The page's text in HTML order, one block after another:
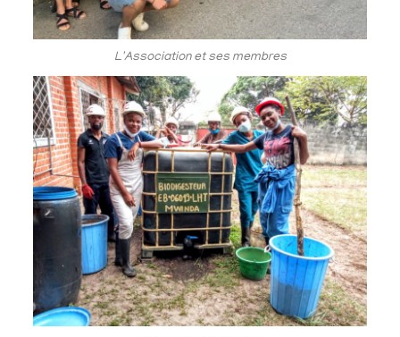
L'Association et ses membres